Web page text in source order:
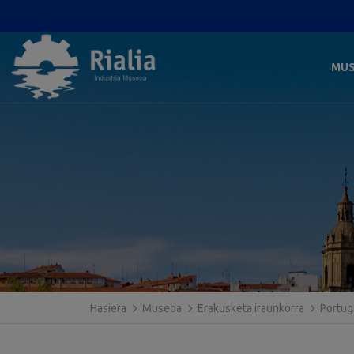
Hasiera Museoa Erakusketa iraunkorra